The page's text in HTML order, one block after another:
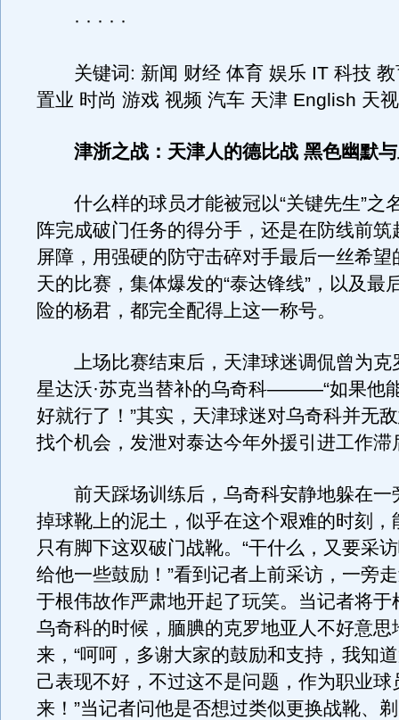
· · · · ·
关键词: 新闻 财经 体育 娱乐 IT 科技 教
置业 时尚 游戏 视频 汽车 天津 English 天
津浙之战：天津人的德比战 黑色幽默
什么样的球员才能被冠以“关键先生”之
阵完成破门任务的得分手，还是在防线前筑
屏障，用强硬的防守击碎对手最后一丝希望
天的比赛，集体爆发的“泰达锋线”，以及最
险的杨君，都完全配得上这一称号。
上场比赛结束后，天津球迷调侃曾为克
星达沃·苏克当替补的乌奇科———“如果他
好就行了！”其实，天津球迷对乌奇科并无
找个机会，发泄对泰达今年外援引进工作滞
前天踩场训练后，乌奇科安静地躲在一
掉球靴上的泥土，似乎在这个艰难的时刻，
只有脚下这双破门战靴。“干什么，又要采
给他一些鼓励！”看到记者上前采访，一旁
于根伟故作严肃地开起了玩笑。当记者将于
乌奇科的时候，腼腆的克罗地亚人不好意思
来，“呵呵，多谢大家的鼓励和支持，我知
己表现不好，不过这不是问题，作为职业球
来！”当记者问他是否想过类似更换战靴、